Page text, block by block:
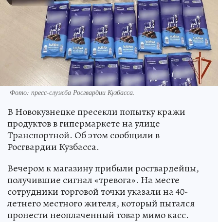
Фото: пресс-служба Росгвардии Кузбасса.
В Новокузнецке пресекли попытку кражи
продуктов в гипермаркете на улице
Транспортной. Об этом сообщили в
Росгвардии Кузбасса.
Вечером к магазину прибыли росгвардейцы,
получившие сигнал «тревога». На месте
сотрудники торговой точки указали на 40-
летнего местного жителя, который пытался
пронести неоплаченный товар мимо касс.